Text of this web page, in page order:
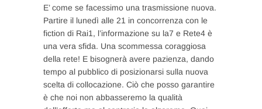
E’ come se facessimo una trasmissione nuova.
Partire il lunedì alle 21 in concorrenza con le
fiction di Rai1, l’informazione su la7 e Rete4 è
una vera sfida. Una scommessa coraggiosa
della rete! E bisognerà avere pazienza, dando
tempo al pubblico di posizionarsi sulla nuova
scelta di collocazione. Ciò che posso garantire
è che noi non abbasseremo la qualità